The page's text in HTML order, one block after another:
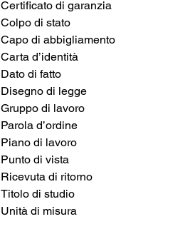
Colpo di stato
Capo di abbigliamento
Carta d’identità
Dato di fatto
Disegno di legge
Gruppo di lavoro
Piano di lavoro
Punto di vista
Ricevuta di ritorno
Titolo di studio
Unità di misura